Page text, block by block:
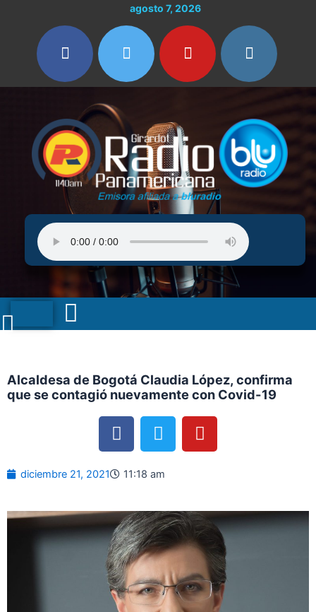
contenido
agosto 7, 2026
Menu
Alcaldesa de Bogotá Claudia López, confirma
que se contagió nuevamente con Covid-19
F
a
c
e
o
k
T
w
i
t
r
Y
o
u
e
diciembre 21, 2021 11:18 am